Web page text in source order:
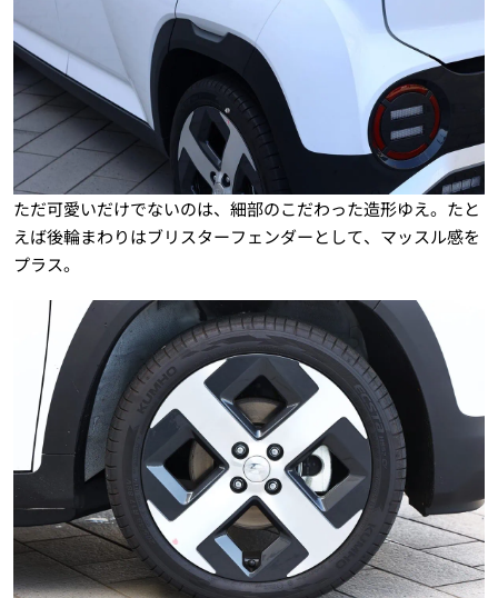
ただ可愛いだけでないのは、細部のこだわった造形ゆえ。たと
えば後輪まわりはブリスターフェンダーとして、マッスル感を
プラス。